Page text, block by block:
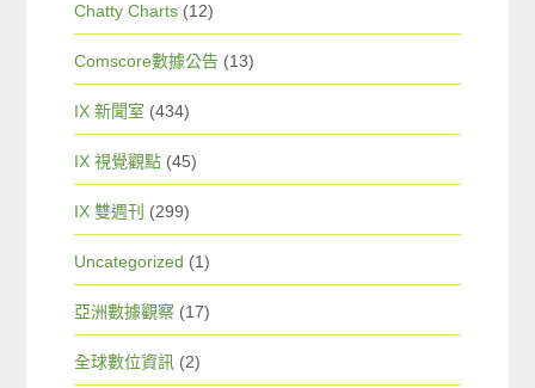
Chatty Charts (12)
Comscore數據公告 (13)
IX 新聞室 (434)
IX 視覺觀點 (45)
IX 雙週刊 (299)
Uncategorized (1)
亞洲數據觀察 (17)
全球數位資訊 (2)